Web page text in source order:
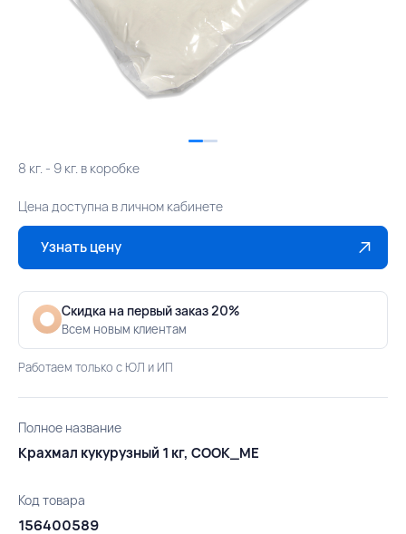
8 кг. - 9 кг. в коробке
Цена доступна в личном кабинете
Узнать цену
Скидка на первый заказ 20%
Всем новым клиентам
Работаем только с ЮЛ и ИП
Полное название
Крахмал кукурузный 1 кг, COOK_ME
Код товара
156400589